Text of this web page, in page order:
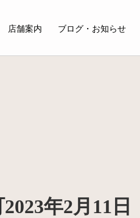
店舗案内 ブログ・お知らせ
年2月11日